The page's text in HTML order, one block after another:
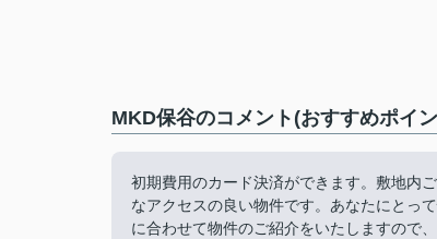
MKD保谷のコメント(おすすめポイ
初期費用のカード決済ができます。敷地内
なアクセスの良い物件です。あなたにとっ
に合わせて物件のご紹介をいたしますので